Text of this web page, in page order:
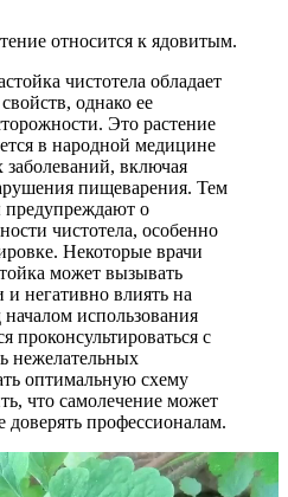
относится к ядовитым.
чистотела обладает
однако ее
Это растение
в народной медицине
заболеваний, включая
пищеварения. Тем
предупреждают о
чистотела, особенно
Некоторые врачи
может вызывать
и негативно влиять на
использования
проконсультироваться с
нежелательных
оптимальную схему
что самолечение может
профессионалам.